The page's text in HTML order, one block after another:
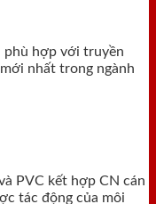
phù hợp với truyền
nhất trong ngành
PVC kết hợp CN cán
tác động của môi